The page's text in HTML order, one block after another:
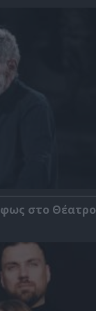
φως στο Θέατρο